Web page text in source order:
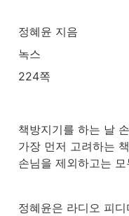
정혜윤 지음
녹스
224쪽
책방지기를 하는 날
가장 먼저 고려하는
손님을 제외하고는
정혜윤은 라디오 피